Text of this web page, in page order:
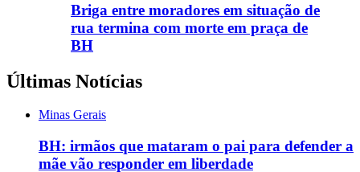
Briga entre moradores em situação de
rua termina com morte em praça de
BH
Últimas Notícias
Minas Gerais
BH: irmãos que mataram o pai para defender a
mãe vão responder em liberdade